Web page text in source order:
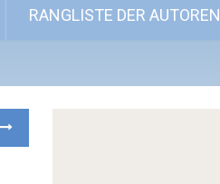
RANGLISTE DER AUTOREN